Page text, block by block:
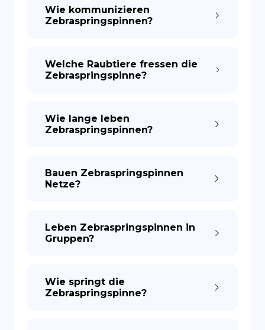
Wie kommunizieren
Zebraspringspinnen?
Welche Raubtiere fressen die
Zebraspringspinne?
Wie lange leben
Zebraspringspinnen?
Bauen Zebraspringspinnen
Netze?
Leben Zebraspringspinnen in
Gruppen?
Wie springt die
Zebraspringspinne?